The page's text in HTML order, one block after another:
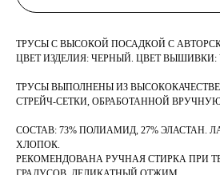
ТРУСЫ С ВЫСОКОЙ ПОСАДКОЙ С
ЦВЕТ ИЗДЕЛИЯ: ЧЕРНЫЙ. ЦВЕТ ВЫШИВКИ:
ТРУСЫ ВЫПОЛНЕНЫ ИЗ
СТРЕЙЧ-СЕТКИ, ОБРАБОТАННОЙ
СОСТАВ: 73% ПОЛИАМИД, 27% ЭЛАСТАН.
ХЛОПОК.
РЕКОМЕНДОВАНА РУЧНАЯ СТИРКА ПРИ